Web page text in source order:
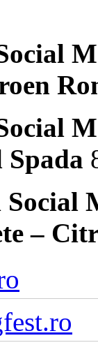
Social
–